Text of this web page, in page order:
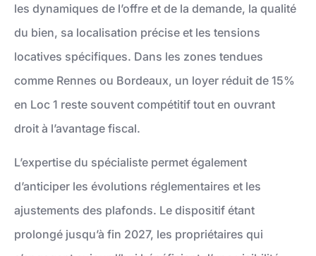
les dynamiques de l’offre et de la demande, la qualité
du bien, sa localisation précise et les tensions
locatives spécifiques. Dans les zones tendues
comme Rennes ou Bordeaux, un loyer réduit de 15%
en Loc 1 reste souvent compétitif tout en ouvrant
droit à l’avantage fiscal.
L’expertise du spécialiste permet également
d’anticiper les évolutions réglementaires et les
ajustements des plafonds. Le dispositif étant
prolongé jusqu’à fin 2027, les propriétaires qui